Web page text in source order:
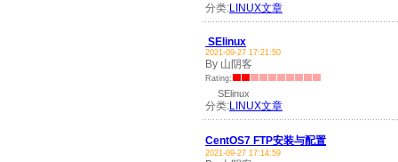
分类:LINUX文章
SElinux
2021-09-27 17:21:50
By 山阴客
Rating:
SElinux
分类:LINUX文章
CentOS7 FTP安装与配置
2021-09-27 17:14:59